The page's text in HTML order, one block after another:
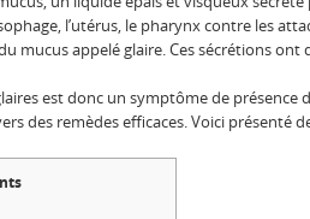
l’utérus, le pharynx contre les
mucus appelé glaire. Ces sécrétions
est donc un symptôme de
des remèdes efficaces. Voici présenté